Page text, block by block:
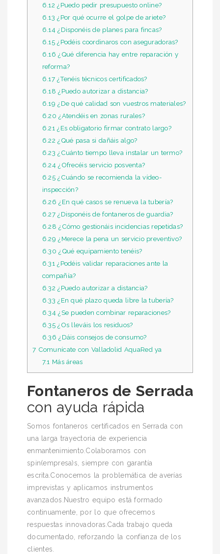
6.12 ¿Puedo pedir presupuesto online?
6.13 ¿Por qué ocurre el golpe de ariete?
6.14 ¿Disponéis de planes para fincas?
6.15 ¿Podéis coordinaros con aseguradoras?
6.16 ¿Qué diferencia hay entre reparación y
reforma?
6.17 ¿Tenéis técnicos certificados?
6.18 ¿Puedo autorizar a distancia?
6.19 ¿De qué calidad son vuestros materiales?
6.20 ¿Atendéis en zonas rurales?
6.21 ¿Es obligatorio firmar contrato largo?
6.22 ¿Qué pasa si dañáis algo?
6.23 ¿Cuánto tiempo lleva instalar un termo?
6.24 ¿Ofrecéis servicio posventa?
6.25 ¿Cuándo se recomienda la vídeo-
inspección?
6.26 ¿En qué casos se renueva la tubería?
6.27 ¿Disponéis de fontaneros de guardia?
6.28 ¿Cómo gestionáis incidencias repetidas?
6.29 ¿Merece la pena un servicio preventivo?
6.30 ¿Qué equipamiento tenéis?
6.31 ¿Podéis validar reparaciones ante la
compañía?
6.32 ¿Puedo autorizar a distancia?
6.33 ¿En qué plazo queda libre la tubería?
6.34 ¿Se pueden combinar reparaciones?
6.35 ¿Os lleváis los residuos?
6.36 ¿Dáis consejos de consumo?
7 Comunícate con Valladolid AquaRed ya
7.1 Más áreas
Fontaneros de Serrada
con ayuda rápida
Somos fontaneros certificados en Serrada con
una larga trayectoria de experiencia
enmantenimiento.Colaboramos con
spin(empresa)s, siempre con garantía
escrita.Conocemos la problemática de averías
imprevistas y aplicamos instrumentos
avanzados.Nuestro equipo está formado
continuamente, por lo que ofrecemos
respuestas innovadoras.Cada trabajo queda
documentado, reforzando la confianza de los
clientes.